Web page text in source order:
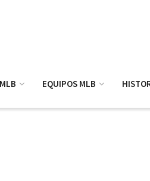
EQUIPOS MLB